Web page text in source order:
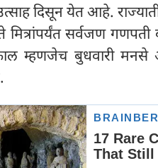
दिसून येत आहे.
सर्वजण गणपती
म्हणजेच बुधवारी मनसे